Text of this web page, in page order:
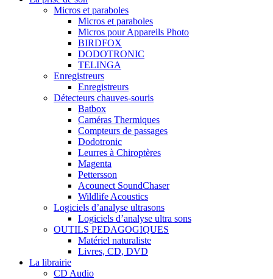
Micros et paraboles
Micros et paraboles
Micros pour Appareils Photo
BIRDFOX
DODOTRONIC
TELINGA
Enregistreurs
Enregistreurs
Détecteurs chauves-souris
Batbox
Caméras Thermiques
Compteurs de passages
Dodotronic
Leurres à Chiroptères
Magenta
Pettersson
Acounect SoundChaser
Wildlife Acoustics
Logiciels d’analyse ultrasons
Logiciels d’analyse ultra sons
OUTILS PEDAGOGIQUES
Matériel naturaliste
Livres, CD, DVD
La librairie
CD Audio